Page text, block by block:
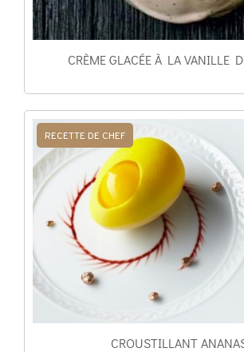
CRÈME GLACÉE À LA VANILLE
CROUSTILLANT
RECETTE DE CHEF